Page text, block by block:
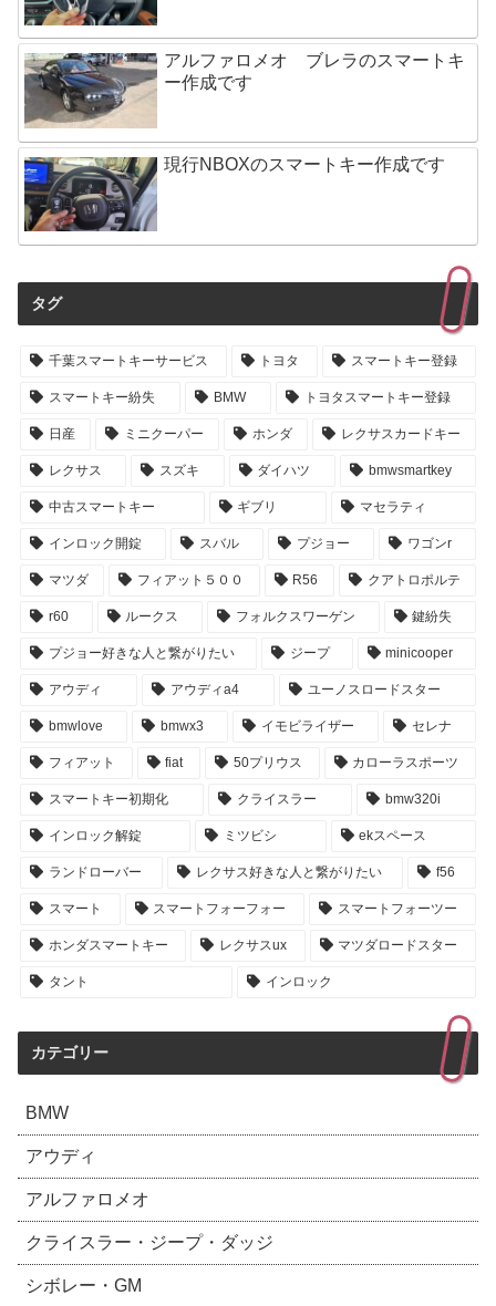
アルファロメオ ブレラのスマートキ
ー作成です
現行NBOXのスマートキー作成です
タグ
千葉スマートキーサービス トヨタ スマートキー登録
スマートキー紛失 BMW トヨタスマートキー登録
日産 ミニクーパー ホンダ レクサスカードキー
レクサス スズキ ダイハツ bmwsmartkey
中古スマートキー ギブリ マセラティ
インロック開錠 スバル プジョー ワゴンr
マツダ フィアット５００ R56 クアトロポルテ
r60 ルークス フォルクスワーゲン 鍵紛失
プジョー好きな人と繋がりたい ジープ minicooper
アウディ アウディa4 ユーノスロードスター
bmwlove bmwx3 イモビライザー セレナ
フィアット fiat 50プリウス カローラスポーツ
スマートキー初期化 クライスラー bmw320i
インロック解錠 ミツビシ ekスペース
ランドローバー レクサス好きな人と繋がりたい f56
スマート スマートフォーフォー スマートフォーツー
ホンダスマートキー レクサスux マツダロードスター
タント インロック
カテゴリー
BMW
アウディ
アルファロメオ
クライスラー・ジープ・ダッジ
シボレー・GM